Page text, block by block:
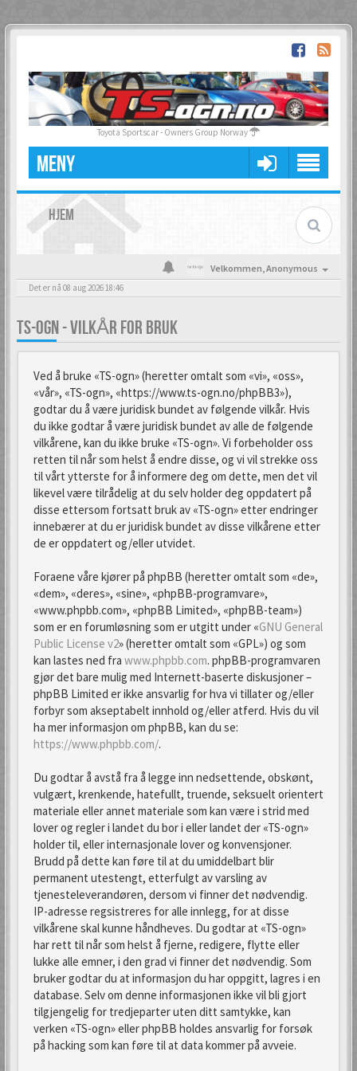
Toyota Sportscar - Owners Group Norway
MENY
HJEM
Velkommen,Anonymous
Det er nå 08 aug 2026 18:46
TS-OGN - VILKÅR FOR BRUK
Ved å bruke «TS-ogn» (heretter omtalt som «vi», «oss»,
«vår», «TS-ogn», «https://www.ts-ogn.no/phpBB3»),
godtar du å være juridisk bundet av følgende vilkår. Hvis
du ikke godtar å være juridisk bundet av alle de følgende
vilkårene, kan du ikke bruke «TS-ogn». Vi forbeholder oss
retten til når som helst å endre disse, og vi vil strekke oss
til vårt ytterste for å informere deg om dette, men det vil
likevel være tilrådelig at du selv holder deg oppdatert på
disse ettersom fortsatt bruk av «TS-ogn» etter endringer
innebærer at du er juridisk bundet av disse vilkårene etter
de er oppdatert og/eller utvidet.
Foraene våre kjører på phpBB (heretter omtalt som «de»,
«dem», «deres», «sine», «phpBB-programvare»,
«www.phpbb.com», «phpBB Limited», «phpBB-team»)
som er en forumløsning som er utgitt under «GNU General
Public License v2» (heretter omtalt som «GPL») og som
kan lastes ned fra www.phpbb.com. phpBB-programvaren
gjør det bare mulig med Internett-baserte diskusjoner –
phpBB Limited er ikke ansvarlig for hva vi tillater og/eller
forbyr som akseptabelt innhold og/eller atferd. Hvis du vil
ha mer informasjon om phpBB, kan du se:
https://www.phpbb.com/.
Du godtar å avstå fra å legge inn nedsettende, obskønt,
vulgært, krenkende, hatefullt, truende, seksuelt orientert
materiale eller annet materiale som kan være i strid med
lover og regler i landet du bor i eller landet der «TS-ogn»
holder til, eller internasjonale lover og konvensjoner.
Brudd på dette kan føre til at du umiddelbart blir
permanent utestengt, etterfulgt av varsling av
tjenesteleverandøren, dersom vi finner det nødvendig.
IP-adresse regsistreres for alle innlegg, for at disse
vilkårene skal kunne håndheves. Du godtar at «TS-ogn»
har rett til når som helst å fjerne, redigere, flytte eller
lukke alle emner, i den grad vi finner det nødvendig. Som
bruker godtar du at informasjon du har oppgitt, lagres i en
database. Selv om denne informasjonen ikke vil bli gjort
tilgjengelig for tredjeparter uten ditt samtykke, kan
verken «TS-ogn» eller phpBB holdes ansvarlig for forsøk
på hacking som kan føre til at data kommer på avveie.